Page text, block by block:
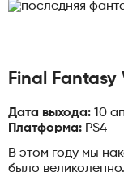
Final Fantasy
Дата выхода: 10
Платформа: PS4
В этом году мы
было